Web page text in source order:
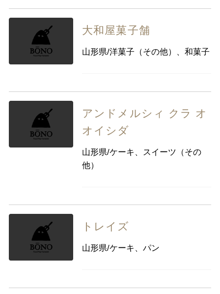
大和屋菓子舗
山形県/洋菓子（その他）、和菓子
アンドメルシィ クラ オ
オイシダ
山形県/ケーキ、スイーツ（その
他）
トレイズ
山形県/ケーキ、パン